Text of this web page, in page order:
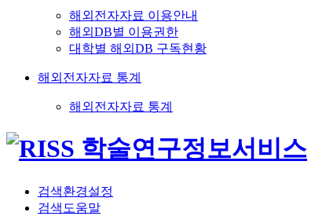
해외전자자료 이용안내
해외DB별 이용권한
대학별 해외DB 구독현황
해외전자자료 통계
해외전자자료 통계
검색환경설정
검색도움말